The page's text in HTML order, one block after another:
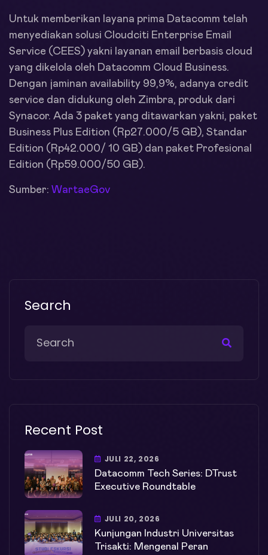
Untuk memberikan layana prima Datacomm telah
menyediakan solusi Cloudciti Enterprise Email
Service (CEES) yakni layanan email berbasis cloud
yang dikelola oleh Datacomm Cloud Business.
Dengan jaminan availability 99,9%, adanya credit
service dan didukung oleh Zimbra, produk dari
Synacor. Ada 3 paket yang ditawarkan yakni, paket
Business Plus Edition (Rp27.000/5 GB), Standar
Edition (Rp42.000/ 10 GB) dan paket Profesional
Edition (Rp59.000/50 GB).
Sumber: WartaeGov
Search
Recent Post
JULI 22, 2026
Datacomm Tech Series: DTrust
Executive Roundtable
JULI 20, 2026
Kunjungan Industri Universitas
Trisakti: Mengenal Peran